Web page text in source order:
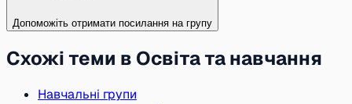
Допоможіть отримати посилання на групу
Схожі теми в Освіта та навчання
Навчальні групи